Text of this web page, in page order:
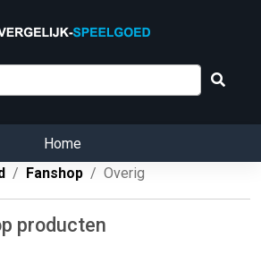
Home
Fanshop Overig
producten